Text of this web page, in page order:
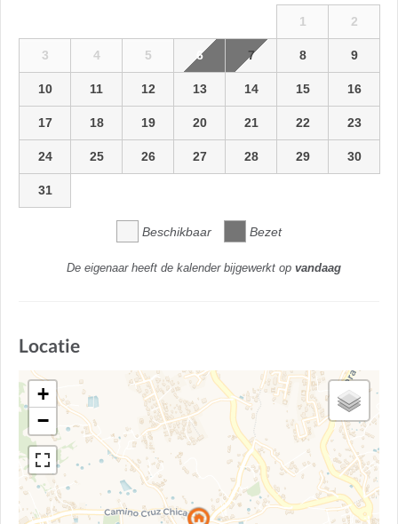
1 2
3 4 5 6 7 8 9
10 11 12 13 14 15 16
17 18 19 20 21 22 23
24 25 26 27 28 29 30
31
Beschikbaar Bezet
De eigenaar heeft de kalender bijgewerkt op vandaag
Locatie
+
−